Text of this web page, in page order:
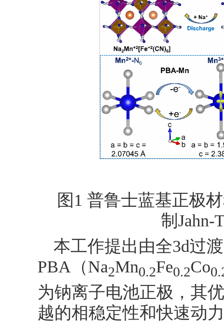
图1 普鲁士蓝基正极
制Jahn-
本工作提出由全3d过
PBA（Na2Mn0.2Fe0.2Co
为钠离子电池正极，其
越的相稳定性和快速动